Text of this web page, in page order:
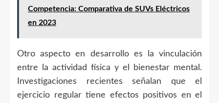
Competencia: Comparativa de SUVs Eléctricos
en 2023
Otro aspecto en desarrollo es la vinculación
entre la actividad física y el bienestar mental.
Investigaciones recientes señalan que el
ejercicio regular tiene efectos positivos en el